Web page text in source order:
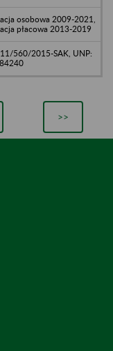
osobowa 2009-2021,
płacowa 2013-2019
560/2015-SAK, UNP:
>>